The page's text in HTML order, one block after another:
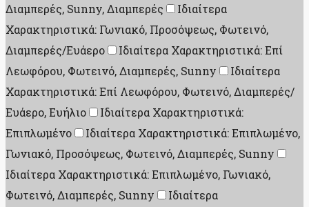
Διαμπερές, Sunny, Διαμπερές
Ιδιαίτερα
Χαρακτηριστικά: Γωνιακό, Προσόψεως, Φωτεινό,
Διαμπερές/Ευάερο
Ιδιαίτερα Χαρακτηριστικά: Επί
Λεωφόρου, Φωτεινό, Διαμπερές, Sunny
Ιδιαίτερα
Χαρακτηριστικά: Επί Λεωφόρου, Φωτεινό, Διαμπερές/
Ευάερο, Ευήλιο
Ιδιαίτερα Χαρακτηριστικά:
Επιπλωμένο
Ιδιαίτερα Χαρακτηριστικά: Επιπλωμένο,
Γωνιακό, Προσόψεως, Φωτεινό, Διαμπερές, Sunny
Ιδιαίτερα Χαρακτηριστικά: Επιπλωμένο, Γωνιακό,
Φωτεινό, Διαμπερές, Sunny
Ιδιαίτερα